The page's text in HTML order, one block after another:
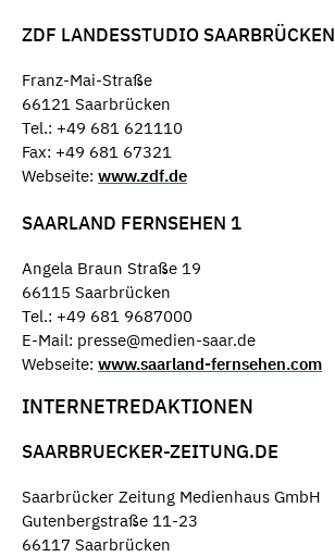
ZDF LANDESSTUDIO SAARBRÜCKEN
Franz-Mai-Straße
66121 Saarbrücken
Tel.: +49 681 621110
Fax: +49 681 67321
Webseite: www.zdf.de
SAARLAND FERNSEHEN 1
Angela Braun Straße 19
66115 Saarbrücken
Tel.: +49 681 9687000
E-Mail: presse@medien-saar.de
Webseite: www.saarland-fernsehen.com
INTERNETREDAKTIONEN
SAARBRUECKER-ZEITUNG.DE
Saarbrücker Zeitung Medienhaus GmbH
Gutenbergstraße 11-23
66117 Saarbrücken